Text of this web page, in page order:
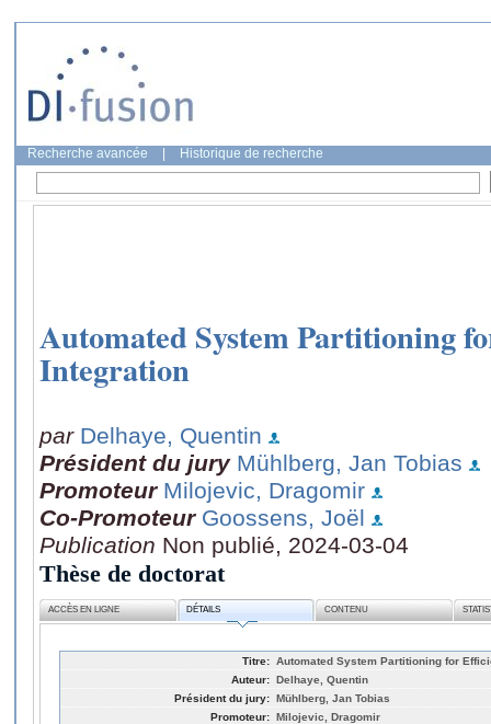
Recherche avancée Historique de recherche
Automated System Partitioning
Integration
par Delhaye, Quentin
Président du jury Mühlberg, Jan Tobias
Promoteur Milojevic, Dragomir
Co-Promoteur Goossens, Joël
Publication Non publié, 2024-03-04
Thèse de doctorat
ACCÈS EN LIGNE DÉTAILS CONTENU
Titre: Automated System Partitioning for
Auteur: Delhaye, Quentin
Président du jury: Mühlberg, Jan Tobias
Promoteur: Milojevic, Dragomir